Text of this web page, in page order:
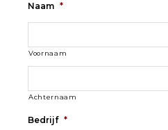
Naam *
Voornaam
Achternaam
Bedrijf *